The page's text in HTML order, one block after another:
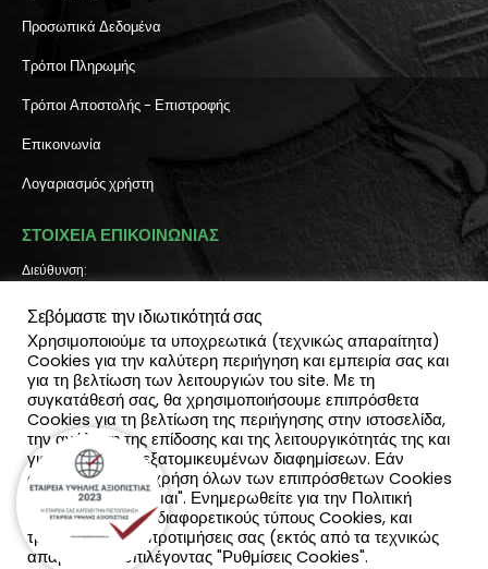
Προσωπικά Δεδομένα
Τρόποι Πληρωμής
Τρόποι Αποστολής - Επιστροφής
Επικοινωνία
Λογαριασμός χρήστη
ΣΤΟΙΧΕΙΑ ΕΠΙΚΟΙΝΩΝΙΑΣ
Διεύθυνση:
ΤΗΛΕΦΩΝΟ:
2810 300 657, 2810 390 668
(Viber & Watsapp): 6940812064
EMAIL:
info@katadromeasclub.gr
SOCIAL
Σεβόμαστε την ιδιωτικότητά σας
Χρησιμοποιούμε τα υποχρεωτικά (τεχνικώς απαραίτητα)
Cookies για την καλύτερη περιήγηση και εμπειρία σας και
για τη βελτίωση των λειτουργιών του site. Με τη
συγκατάθεσή σας, θα χρησιμοποιήσουμε επιπρόσθετα
Cookies για τη βελτίωση της περιήγησης στην ιστοσελίδα,
την ανάλυση της επίδοσης και της λειτουργικότητάς της και
για την παροχή εξατομικευμένων διαφημίσεων. Εάν
συμφωνείς με τη χρήση όλων των επιπρόσθετων Cookies
επίλεξε "Αποδέχομαι". Ενημερωθείτε για την Πολιτική
Cookies και τους διαφορετικούς τύπους Cookies, και
τροποποίησε τις προτιμήσεις σας (εκτός από τα τεχνικώς
απαραίτητα) επιλέγοντας "Ρυθμίσεις Cookies".